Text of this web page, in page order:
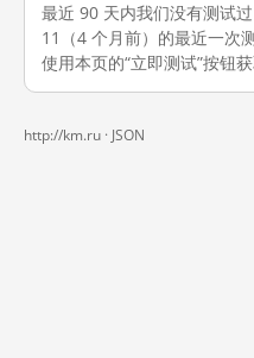
最近 90 天内我们没有测试
11（4 个月前）的最近一次
使用本页的“立即测试”按钮获
http://km.ru · JSON